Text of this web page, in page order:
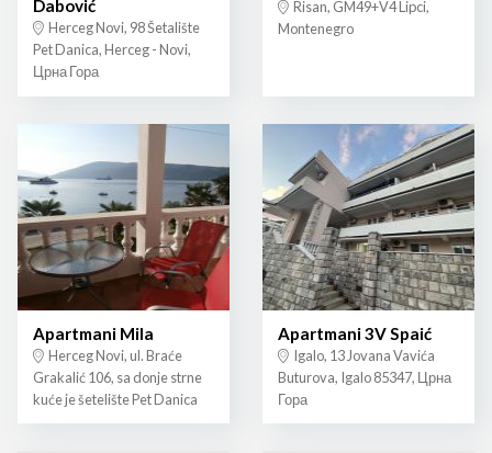
Dabović
Herceg Novi, 98 Šetalište
Pet Danica, Herceg - Novi,
Црна Гора
Risan, GM49+V4 Lipci,
Montenegro
Apartmani Mila
Herceg Novi, ul. Braće
Grakalić 106, sa donje strne
kuće je šetelište Pet Danica
Apartmani 3V Spaić
Igalo, 13 Jovana Vavića
Buturova, Igalo 85347, Црна
Гора